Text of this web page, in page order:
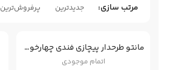
مرتب سازی جدیدترین پرفروش‌ترین
مانتو طرحدار پیچازی فندی چهارخونه
اتمام موجودی